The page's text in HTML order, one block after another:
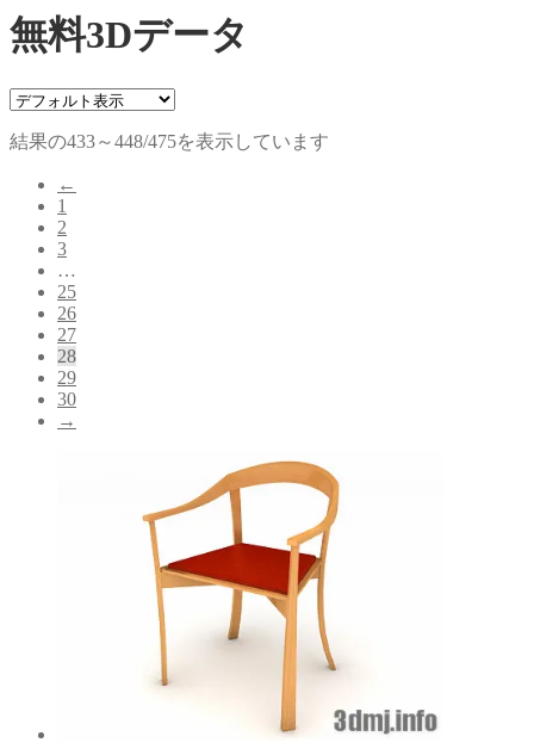
無料3Dデータ
結果の433～448/475を表示しています
←
1
2
3
…
25
26
27
28
29
30
→